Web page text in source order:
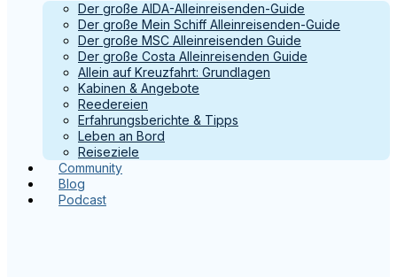
Der große AIDA-Alleinreisenden-Guide
Der große Mein Schiff Alleinreisenden-Guide
Der große MSC Alleinreisenden Guide
Der große Costa Alleinreisenden Guide
Allein auf Kreuzfahrt: Grundlagen
Kabinen & Angebote
Reedereien
Erfahrungsberichte & Tipps
Leben an Bord
Reiseziele
Community
Blog
Podcast